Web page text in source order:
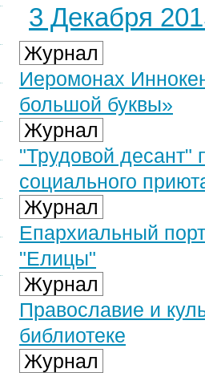
3 Декабря
Журнал
Иеромонах
большой буквы»
Журнал
"Трудовой десант"
социального
Журнал
Епархиальный
"Елицы"
Журнал
Православие и
библиотеке
Журнал